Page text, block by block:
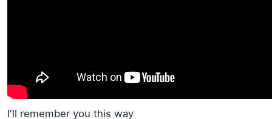
I'll remember you this way